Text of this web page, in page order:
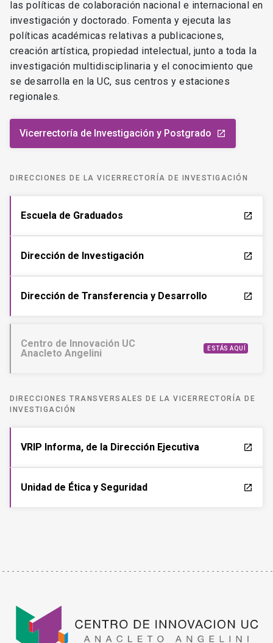
las políticas de colaboración nacional e internacional en
investigación y doctorado. Fomenta y ejecuta las
políticas académicas relativas a publicaciones,
creación artística, propiedad intelectual, junto a toda la
investigación multidisciplinaria y el conocimiento que
se desarrolla en la UC, sus centros y estaciones
regionales.
Vicerrectoría de Investigación y Postgrado launch
DIRECCIONES DE LA VICERRECTORÍA DE INVESTIGACIÓN
Escuela de Graduados launch
Dirección de Investigación launch
Dirección de Transferencia y Desarrollo launch
Centro de Innovación UC
Anacleto Angelini
ESTÁS AQUÍ
DIRECCIONES TRANSVERSALES DE LA VICERRECTORÍA DE
INVESTIGACIÓN
VRIP Informa, de la Dirección Ejecutiva launch
Unidad de Ética y Seguridad launch